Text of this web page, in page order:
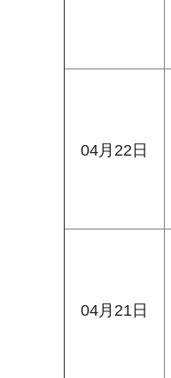
04月22日
04月21日